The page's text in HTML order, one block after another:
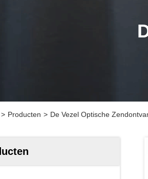
> Producten > De Vezel Optische